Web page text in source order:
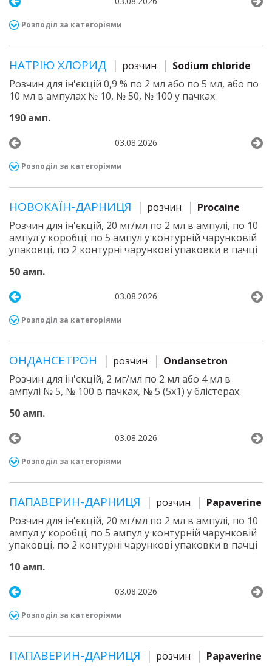
Розподіл за категоріями
НАТРІЮ ХЛОРИД розчин
Sodium chloride
Розчин для ін'єкцій 0,9 % по 2 мл або по 5 мл, або по
10 мл в ампулах № 10, № 50, № 100 у пачках
190 амп.
03.08.2026
Розподіл за категоріями
НОВОКАЇН-ДАРНИЦЯ розчин
Procaine
Розчин для ін'єкцій, 20 мг/мл по 2 мл в ампулі, по 10
ампул у коробці; по 5 ампул у контурній чарунковій
упаковці, по 2 контурні чарункові упаковки в пачці
50 амп.
03.08.2026
Розподіл за категоріями
ОНДАНСЕТРОН розчин
Ondansetron
Розчин для ін'єкцій, 2 мг/мл по 2 мл або 4 мл в
ампулі № 5, № 100 в пачках, № 5 (5х1) у блістерах
50 амп.
03.08.2026
Розподіл за категоріями
ПАПАВЕРИН-ДАРНИЦЯ розчин
Papaverine
Розчин для ін'єкцій, 20 мг/мл по 2 мл в ампулі, по 10
ампул у коробці; по 5 ампул у контурній чарунковій
упаковці, по 2 контурні чарункові упаковки в пачці
10 амп.
03.08.2026
Розподіл за категоріями
ПАПАВЕРИН-ДАРНИЦЯ розчин
Papaverine